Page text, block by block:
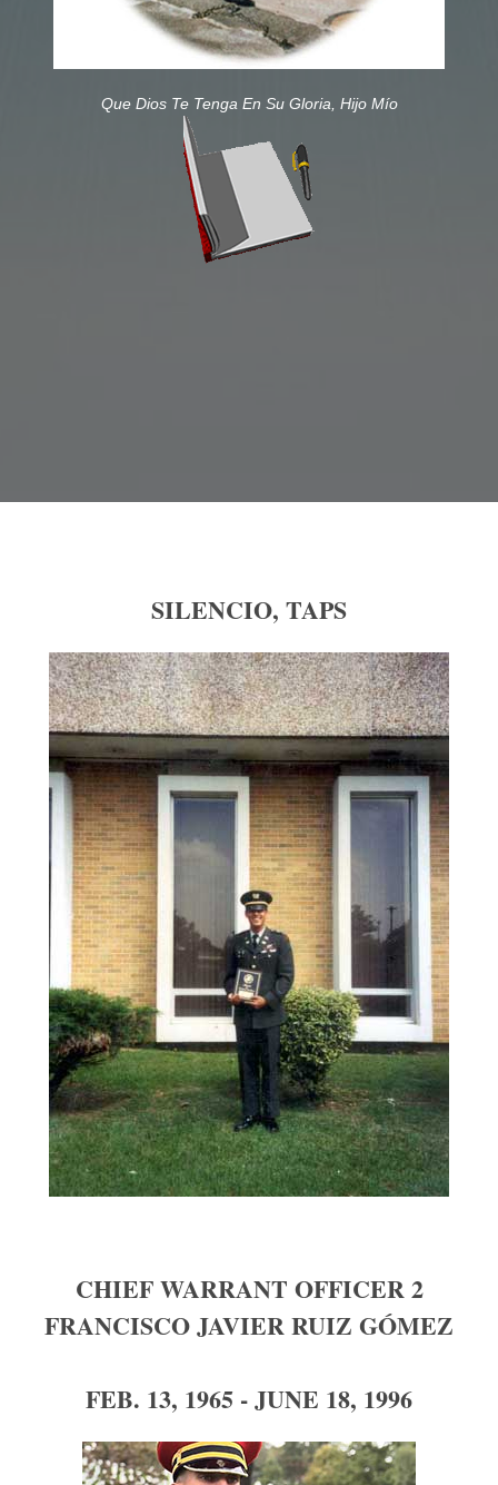
Que Dios Te Tenga En Su Gloria, Hijo Mío
SILENCIO, TAPS
CHIEF WARRANT OFFICER 2
FRANCISCO JAVIER RUIZ GÓMEZ
FEB. 13, 1965 - JUNE 18, 1996